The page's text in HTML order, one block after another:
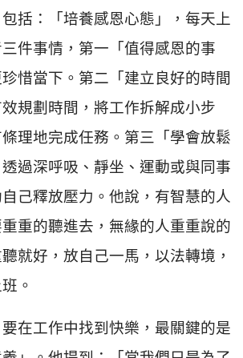
括：「培養感恩心態」，每天上
件事情，第一「值得感恩的事
惜當下。第二「建立良好的時間
規劃時間，將工作拆解成小步
理地完成任務。第三「學會放鬆
過深呼吸、靜坐、運動或與同事
己釋放壓力。他說，有智慧的人
重的聽進去，無緣的人重重說的
就好，放自己一馬，以法轉境，
。
在工作中找到快樂，最關鍵的是